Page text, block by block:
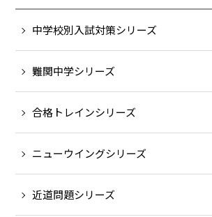
中学校別入試対策シリーズ
難関中学シリーズ
合格トレインシリーズ
ニューウイングシリーズ
近道問題シリーズ